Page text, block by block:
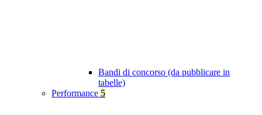
Bandi di concorso (da pubblicare in
tabelle)
Performance 5